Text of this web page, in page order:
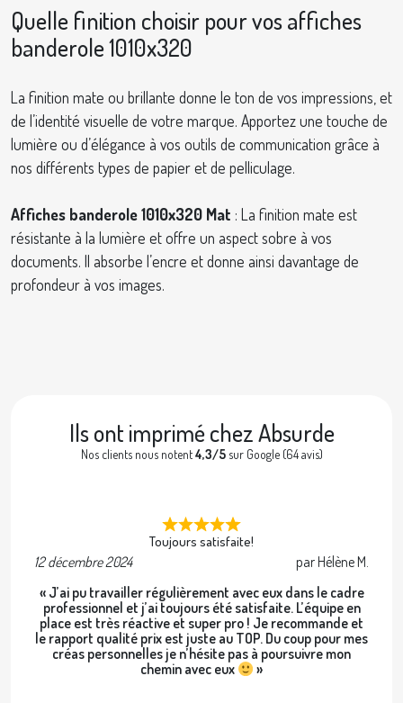
Quelle finition choisir pour vos affiches
banderole 1010x320
La finition mate ou brillante donne le ton de vos impressions, et
de l’identité visuelle de votre marque. Apportez une touche de
lumière ou d’élégance à vos outils de communication grâce à
nos différents types de papier et de pelliculage.
Affiches banderole 1010x320 Mat : La finition mate est
résistante à la lumière et offre un aspect sobre à vos
documents. Il absorbe l’encre et donne ainsi davantage de
profondeur à vos images.
Ils ont imprimé chez Absurde
Nos clients nous notent4,3/5sur Google (64 avis)
Toujours satisfaite!
12 décembre 2024
par Hélène M.
« J’ai pu travailler régulièrement avec eux dans le cadre
professionnel et j’ai toujours été satisfaite. L’équipe en
place est très réactive et super pro ! Je recommande et
le rapport qualité prix est juste au TOP. Du coup pour mes
créas personnelles je n’hésite pas à poursuivre mon
chemin avec eux
»